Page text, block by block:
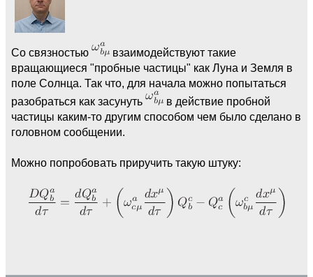
Со связностью
взаимодействуют такие
вращающиеся "пробные частицы" как Луна и Земля в
поле Солнца. Так что, для начала можно попытаться
разобраться как засунуть
в действие пробной
частицы каким-то другим способом чем было сделано в
головном сообщении.
Можно попробовать приручить такую штуку: